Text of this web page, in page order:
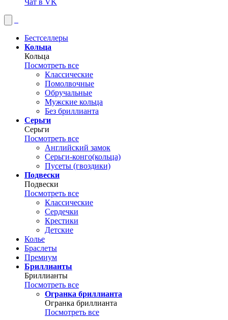
Чат в VK
Бестселлеры
Кольца
Кольца
Посмотреть все
Классические
Помолвочные
Обручальные
Мужские кольца
Без бриллианта
Серьги
Серьги
Посмотреть все
Английский замок
Серьги-конго(кольца)
Пусеты (гвоздики)
Подвески
Подвески
Посмотреть все
Классические
Сердечки
Крестики
Детские
Колье
Браслеты
Премиум
Бриллианты
Бриллианты
Посмотреть все
Огранка бриллианта
Огранка бриллианта
Посмотреть все